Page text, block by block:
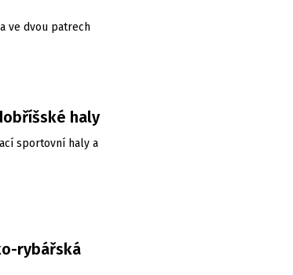
ve dvou patrech
haly
sportovní haly a
rybářská